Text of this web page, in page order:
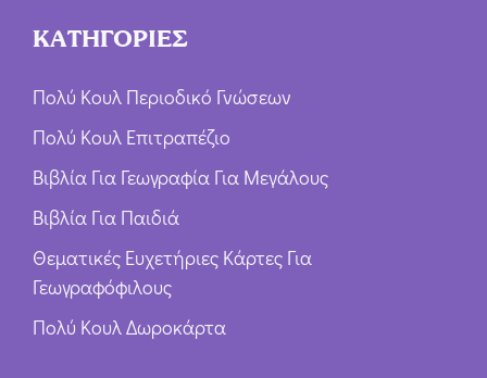
ΚΑΤΗΓΟΡΙΕΣ
Πολύ Κουλ Περιοδικό Γνώσεων
Πολύ Κουλ Επιτραπέζιο
Βιβλία Για Γεωγραφία Για Μεγάλους
Βιβλία Για Παιδιά
Θεματικές Ευχετήριες Κάρτες Για
Γεωγραφόφιλους
Πολύ Κουλ Δωροκάρτα